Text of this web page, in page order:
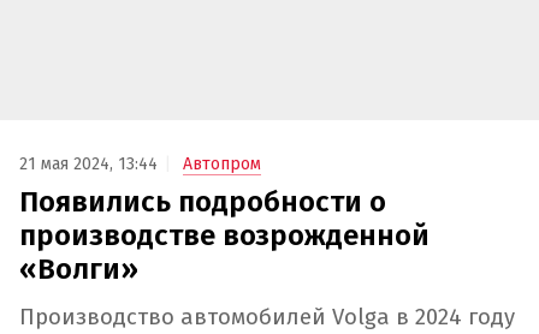
21 мая 2024, 13:44 Автопром
Появились подробности о
производстве возрожденной
«Волги»
Производство автомобилей Volga в 2024 году